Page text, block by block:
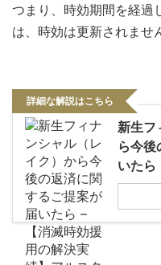
つまり、時効期間を経過
は、時効は更新されませ
詳細な解説はこちら
新生フ
ら今後
いたら